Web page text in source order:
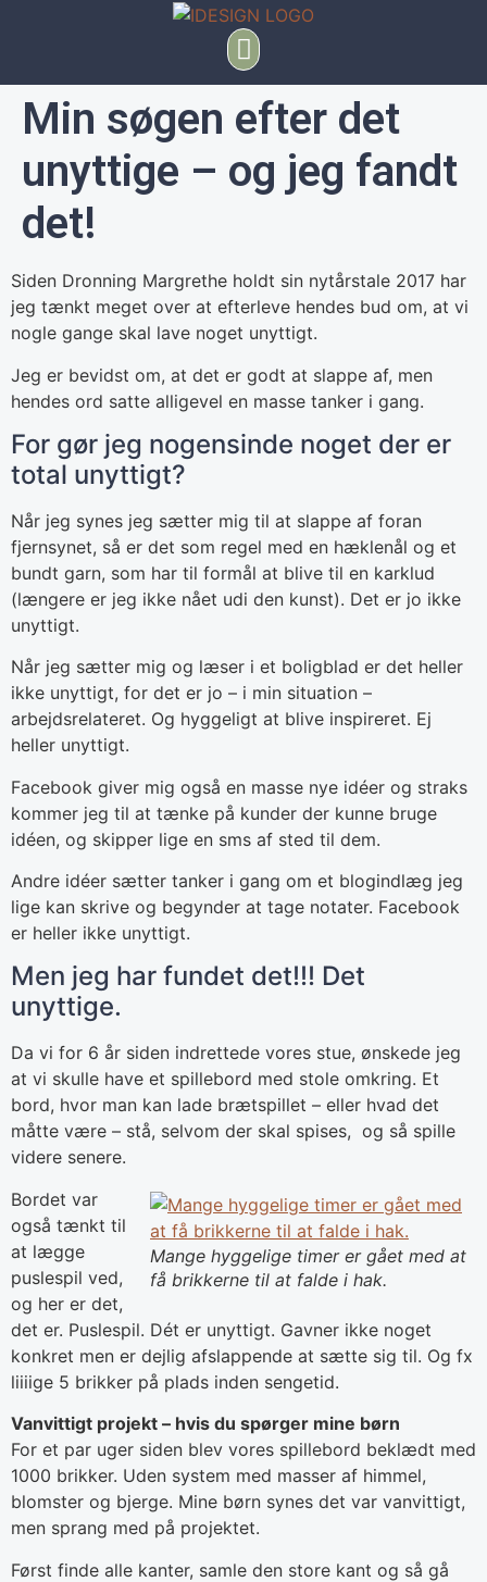
Min søgen efter det
unyttige – og jeg fandt
det!
Siden Dronning Margrethe holdt sin nytårstale 2017 har
jeg tænkt meget over at efterleve hendes bud om, at vi
nogle gange skal lave noget unyttigt.
Jeg er bevidst om, at det er godt at slappe af, men
hendes ord satte alligevel en masse tanker i gang.
For gør jeg nogensinde noget der er
total unyttigt?
Når jeg synes jeg sætter mig til at slappe af foran
fjernsynet, så er det som regel med en hæklenål og et
bundt garn, som har til formål at blive til en karklud
(længere er jeg ikke nået udi den kunst). Det er jo ikke
unyttigt.
Når jeg sætter mig og læser i et boligblad er det heller
ikke unyttigt, for det er jo – i min situation –
arbejdsrelateret. Og hyggeligt at blive inspireret. Ej
heller unyttigt.
Facebook giver mig også en masse nye idéer og straks
kommer jeg til at tænke på kunder der kunne bruge
idéen, og skipper lige en sms af sted til dem.
Andre idéer sætter tanker i gang om et blogindlæg jeg
lige kan skrive og begynder at tage notater. Facebook
er heller ikke unyttigt.
Men jeg har fundet det!!! Det
unyttige.
Da vi for 6 år siden indrettede vores stue, ønskede jeg
at vi skulle have et spillebord med stole omkring. Et
bord, hvor man kan lade brætspillet – eller hvad det
måtte være – stå, selvom der skal spises, og så spille
videre senere.
Mange hyggelige timer er gået med at
få brikkerne til at falde i hak.
Bordet var
også tænkt til
at lægge
puslespil ved,
og her er det,
det er. Puslespil. Dét er unyttigt. Gavner ikke noget
konkret men er dejlig afslappende at sætte sig til. Og fx
liiiige 5 brikker på plads inden sengetid.
Vanvittigt projekt – hvis du spørger mine børn
For et par uger siden blev vores spillebord beklædt med
1000 brikker. Uden system med masser af himmel,
blomster og bjerge. Mine børn synes det var vanvittigt,
men sprang med på projektet.
Først finde alle kanter, samle den store kant og så gå